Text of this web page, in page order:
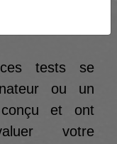
tests se
ou un
conçu et ont
votre